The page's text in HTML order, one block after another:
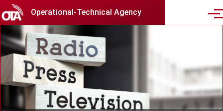
Skip to main content
Operational-Technical Agency
Information of Public